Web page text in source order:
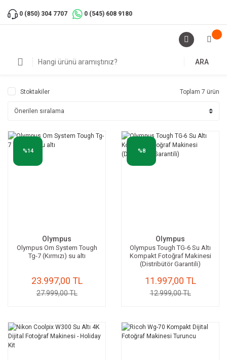
0 (850) 304 7707 0 (545) 608 9180
ARA
Stoktakiler Toplam 7 ürün
%14
Olympus
Olympus Om System Tough
Tg-7 (Kırmızı) su altı
23.997,00 TL
27.999,00 TL
%8
Olympus
Olympus Tough TG-6 Su Altı
Kompakt Fotoğraf Makinesi
(Distribütör Garantili)
11.997,00 TL
12.999,00 TL